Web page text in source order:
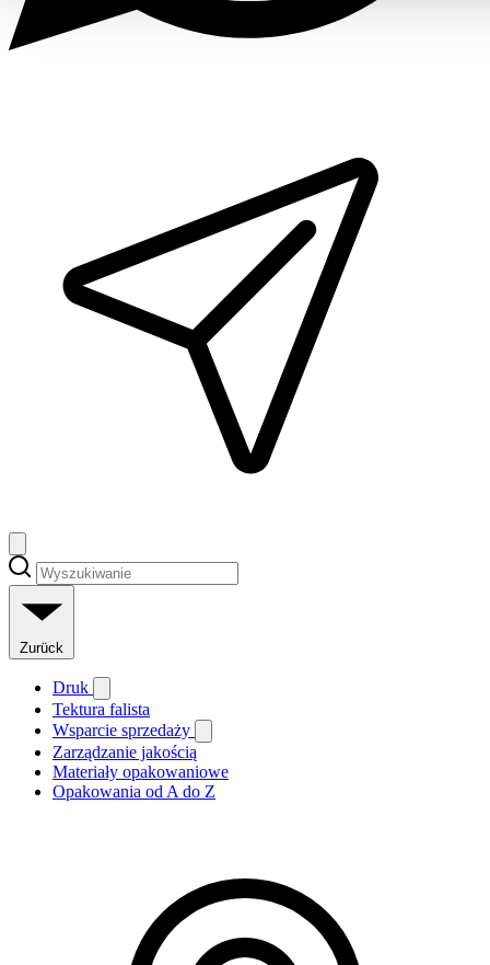
Zurück
Druk
Tektura falista
Wsparcie sprzedaży
Zarządzanie jakością
Materiały opakowaniowe
Opakowania od A do Z